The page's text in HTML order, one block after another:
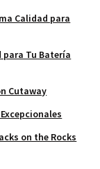
Calidad para
Tu Batería
Cutaway
on the Rocks